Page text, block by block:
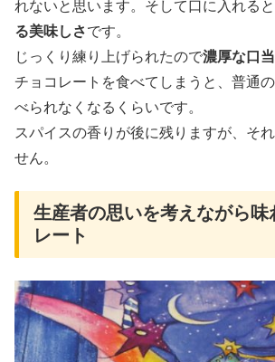
れないと思います。そして口に入れると
る美味しさです。
じっくり練り上げられたので濃厚な口
チョコレートを食べてしまうと、普通
べられなくなるくらいです。
スパイスの香りが後に残りますが、そ
せん。
生産者の思いを考えながら味
レート